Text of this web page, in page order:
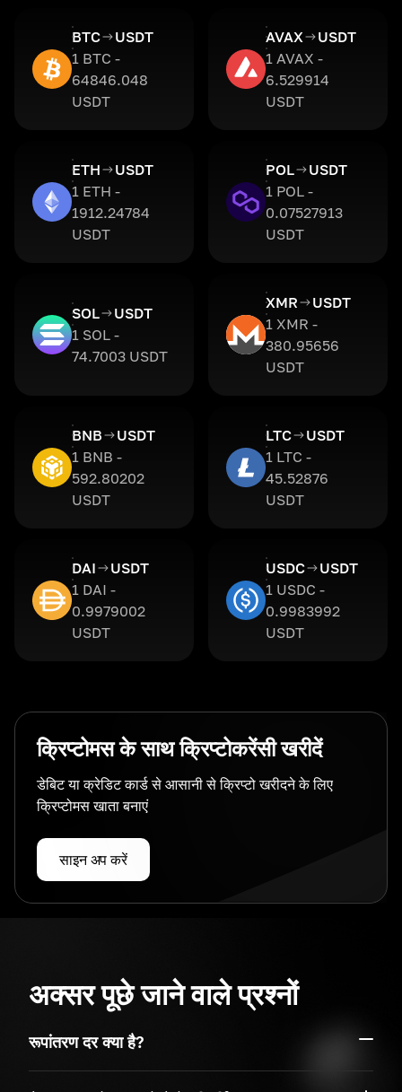
BTC
USDT
1 BTC -
64846.048
USDT
AVAX
USDT
1 AVAX -
6.529914
USDT
ETH
USDT
1 ETH -
1912.24784
USDT
POL
USDT
1 POL -
0.07527913
USDT
SOL
USDT
1 SOL -
74.7003 USDT
XMR
USDT
1 XMR -
380.95656
USDT
BNB
USDT
1 BNB -
592.80202
USDT
LTC
USDT
1 LTC -
45.52876
USDT
DAI
USDT
1 DAI -
0.9979002
USDT
USDC
USDT
1 USDC -
0.9983992
USDT
क्रिप्टोमस के साथ क्रिप्टोकरेंसी खरीदें
डेबिट या क्रेडिट कार्ड से आसानी से क्रिप्टो खरीदने के लिए
क्रिप्टोमस खाता बनाएं
साइन अप करें
अक्सर पूछे जाने वाले प्रश्नों
रूपांतरण दर क्या है?